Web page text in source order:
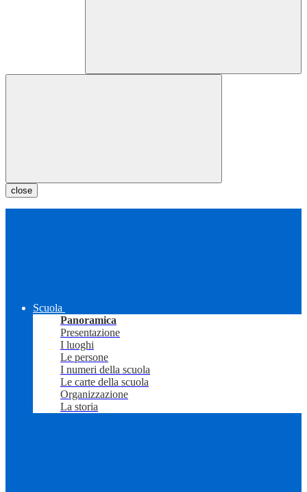
close
Scuola
Panoramica
Presentazione
I luoghi
Le persone
I numeri della scuola
Le carte della scuola
Organizzazione
La storia